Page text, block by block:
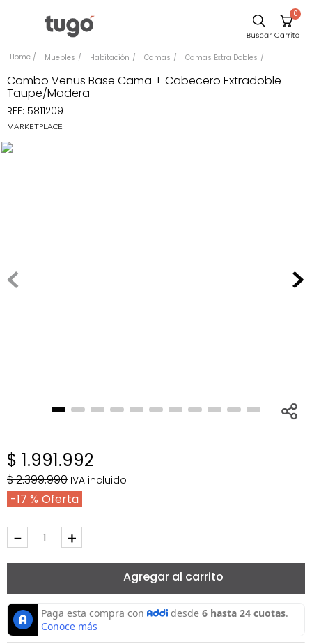
0
Muebles Habitación Camas Camas Extra Dobles
Combo Venus Base Cama + Cabecero Extradoble
Taupe/Madera
REF: 5811209
MARKETPLACE
$ 1.991.992
$2.399.990 IVA incluido
17 %
＋
－
Agregar al carrito
Comedor
Sillas
Escritorio
Silla